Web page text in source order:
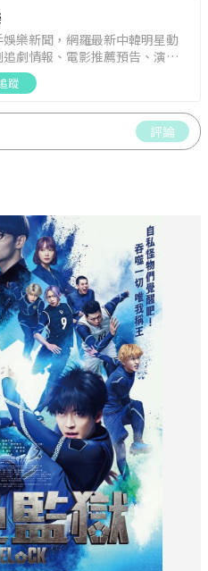
樂新聞，網羅最新中韓明星動
劇情報、電影推薦預告、演藝
面會最新資訊，讓你追星零時
蹤
評論